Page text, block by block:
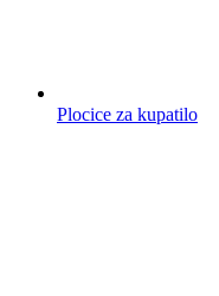
Plocice za kupatilo